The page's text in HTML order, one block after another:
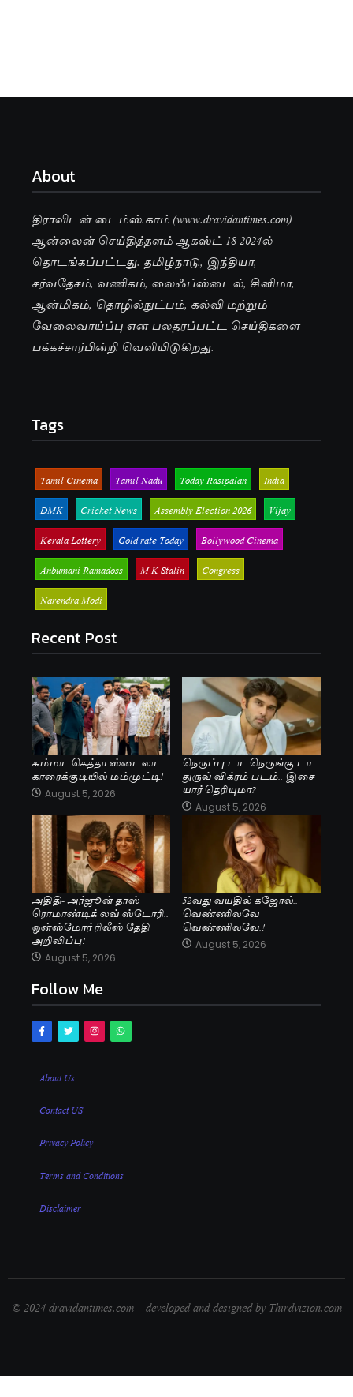
About
திராவிடன் டைம்ஸ்.காம் (www.dravidantimes.com)
ஆன்லைன் செய்தித்தளம் ஆகஸ்ட் 18 2024ல்
தொடங்கப்பட்டது. தமிழ்நாடு, இந்தியா,
சர்வதேசம், வணிகம், லைஃப்ஸ்டைல், சினிமா,
ஆன்மிகம், தொழில்நுட்பம், கல்வி மற்றும்
வேலைவாய்ப்பு என பலதரப்பட்ட செய்திகளை
பக்கச்சார்பின்றி வெளியிடுகிறது.
Tags
Tamil Cinema Tamil Nadu Today Rasipalan
India
DMK
Cricket News Assembly Election 2026
Vijay
Kerala Lottery
Gold rate Today
Bollywood Cinema
Anbumani Ramadoss
M K Stalin
Congress
Narendra Modi
Recent Post
சும்மா.. கெத்தா ஸ்டைலா..
காரைக்குடியில் மம்முட்டி!
August 5, 2026
நெருப்பு டா.. நெருங்கு டா..
துருவ் விக்ரம் படம்.. இசை
யார் தெரியுமா?
August 5, 2026
அதிதி- அர்ஜூன் தாஸ்
ரொமாண்டிக் லவ் ஸ்டோரி..
ஒன்ஸ்மோர் ரிலீஸ் தேதி
அறிவிப்பு!
August 5, 2026
52வது வயதில் கஜோல்..
வெண்ணிலவே
வெண்ணிலவே.!
August 5, 2026
Follow Me
About Us
Contact US
Privacy Policy
Terms and Conditions
Disclaimer
© 2024 dravidantimes.com – developed and designed by Thirdvizion.com